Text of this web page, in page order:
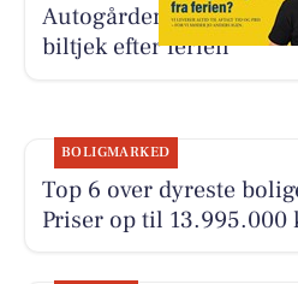
Autogården Løkken
biltjek efter ferien
BOLIGMARKED
Top 6 over dyreste
Priser op til 13.995.000